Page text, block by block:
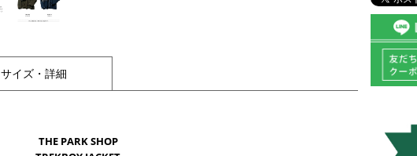
サイズ・詳細
THE PARK SHOP